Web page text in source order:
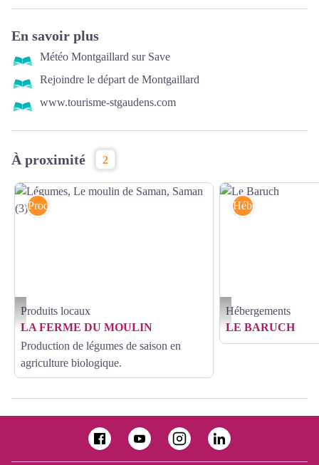
En savoir plus
Météo Montgaillard sur Save
Rejoindre le départ de Montgaillard
www.tourisme-stgaudens.com
À proximité 2
Légumes, Le moulin de Saman, Saman (3) - ©LE MOULIN DE SAMAN
Produits locaux
Produits locaux
LA FERME DU MOULIN
Production de légumes de saison en
agriculture biologique.
Le Baruch - Gîtes de
Hébergements
Hébergements
LE BARUCH